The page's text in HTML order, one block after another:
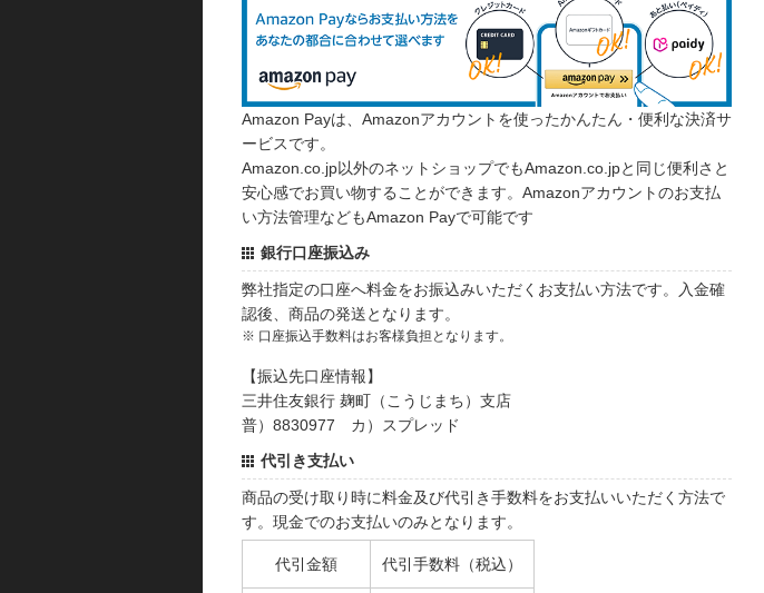
Amazon Payは、Amazonアカウントを使ったかんたん・便利な決済サ
ービスです。
Amazon.co.jp以外のネットショップでもAmazon.co.jpと同じ便利さと
安心感でお買い物することができます。Amazonアカウントのお支払
い方法管理などもAmazon Payで可能です
銀行口座振込み
弊社指定の口座へ料金をお振込みいただくお支払い方法です。入金確
認後、商品の発送となります。
※ 口座振込手数料はお客様負担となります。
【振込先口座情報】
三井住友銀行 麹町（こうじまち）支店
普）8830977 カ）スプレッド
代引き支払い
商品の受け取り時に料金及び代引き手数料をお支払いいただく方法で
す。現金でのお支払いのみとなります。
代引金額 代引手数料（税込）